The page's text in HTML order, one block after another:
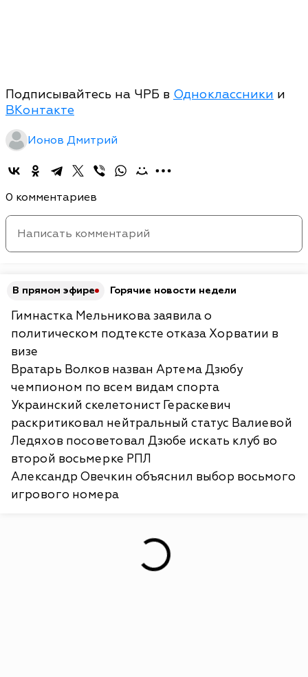
Подписывайтесь на ЧРБ в Одноклассники и
ВКонтакте
Ионов Дмитрий
0 комментариев
В прямом эфире Горячие новости недели
Гимнастка Мельникова заявила о
политическом подтексте отказа Хорватии в
визе
Вратарь Волков назван Артема Дзюбу
чемпионом по всем видам спорта
Украинский скелетонист Гераскевич
раскритиковал нейтральный статус Валиевой
Ледяхов посоветовал Дзюбе искать клуб во
второй восьмерке РПЛ
Александр Овечкин объяснил выбор восьмого
игрового номера